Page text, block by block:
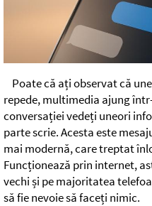
Poate că ați observat că
repede, multimedia ajung
conversației vedeți uneori
parte scrie. Acesta este
mai modernă, care treptat
Funcționează prin internet,
vechi și pe majoritatea
să fie nevoie să faceți nimic.